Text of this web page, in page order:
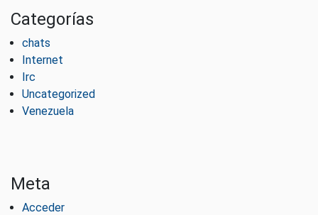
Categorías
chats
Internet
Irc
Uncategorized
Venezuela
Meta
Acceder